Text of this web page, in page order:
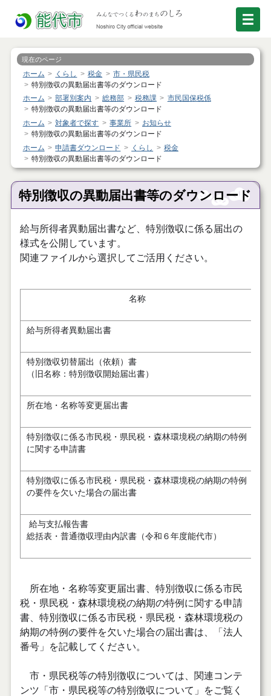
現在のページ
ホーム くらし 税金
市・県民税
特別徴収の異動届出書等のダウンロード
ホーム
部署別案内 総務部 税務課
市民国保税係
特別徴収の異動届出書等のダウンロード
ホーム
対象者で探す 事業所
お知らせ
特別徴収の異動届出書等のダウンロード
ホーム
申請書ダウンロード くらし
税金
特別徴収の異動届出書等のダウンロード
特別徴収の異動届出書等のダウンロード
給与所得者異動届出書など、特別徴収に係る届出の
様式を公開しています。
関連ファイルから選択してご活用ください。
名称
給与所得者異動届出書
特別徴収切替届出（依頼）書
（旧名称：特別徴収開始届出書）
所在地・名称等変更届出書
特別徴収に係る市民税・県民税・森林環境税の納期の特例
に関する申請書
特別徴収に係る市民税・県民税・森林環境税の納期の特例
の要件を欠いた場合の届出書
給与支払報告書
総括表・普通徴収理由内訳書（令和６年度能代市）
所在地・名称等変更届出書、特別徴収に係る市民
税・県民税・森林環境税の納期の特例に関する申請
書、特別徴収に係る市民税・県民税・森林環境税の
納期の特例の要件を欠いた場合の届出書は、
「法人
番号」を記載してください。
市・県民税等の特別徴収については、関連コンテ
ンツ「市・県民税等の特別徴収について」をご覧く